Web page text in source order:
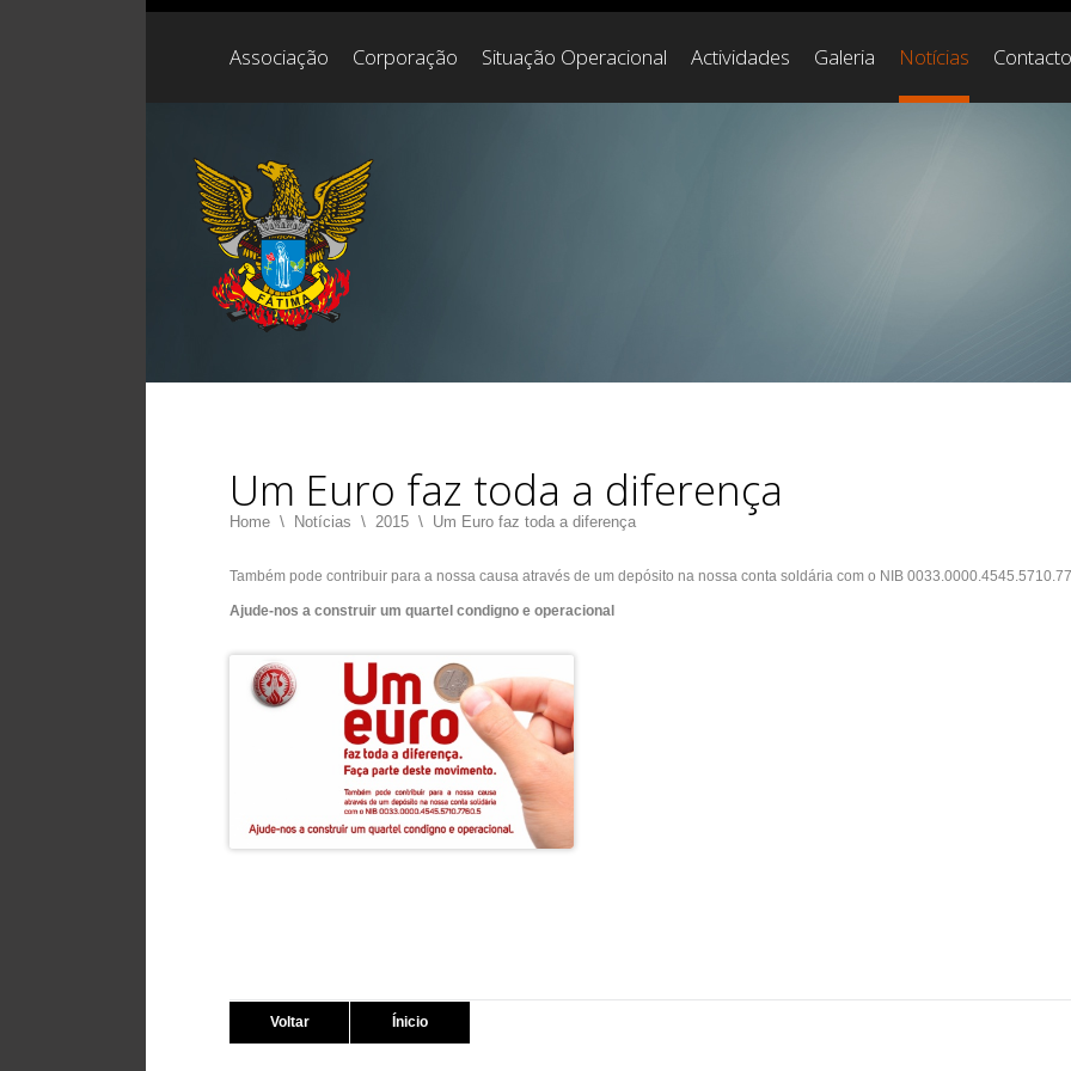
Associação Corporação Situação Operacional Actividades Galeria Notícias Contacto
Um Euro faz toda a diferença
Home \ Notícias \ 2015 \ Um Euro faz toda a diferença
Também pode contribuir para a nossa causa através de um depósito na nossa conta soldária com o NIB
Ajude-nos a construir um quartel condigno e operacional
Voltar Ínicio